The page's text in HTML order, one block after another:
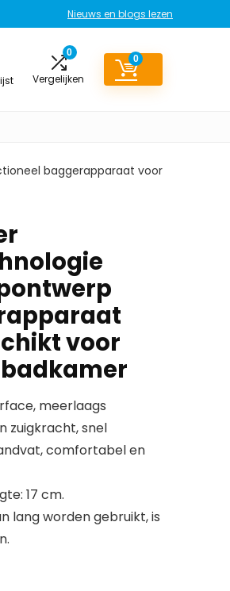
Nieuws en blogs lezen
0
Vergelijken
0
baggerapparaat voor
voor
meerlaags
zuigkracht, snel
comfortabel en
17 cm.
lang worden gebruikt, is